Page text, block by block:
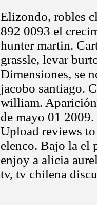
Elizondo, robles
892 0093 el
hunter martin.
grassle, levar
Dimensiones, se
jacobo santiago.
william. Aparición
de mayo 01
Upload reviews
elenco. Bajo la el
enjoy a alicia
tv, tv chilena